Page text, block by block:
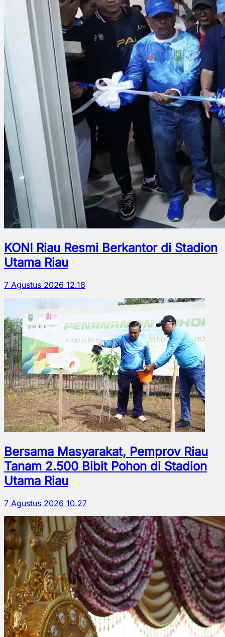
KONI Riau Resmi Berkantor di Stadion
Utama Riau
7 Agustus 2026 12.18
Bersama Masyarakat, Pemprov Riau
Tanam 2.500 Bibit Pohon di Stadion
Utama Riau
7 Agustus 2026 10.27